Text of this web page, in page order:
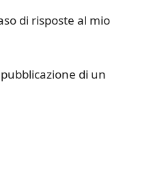
di risposte al mio
di un